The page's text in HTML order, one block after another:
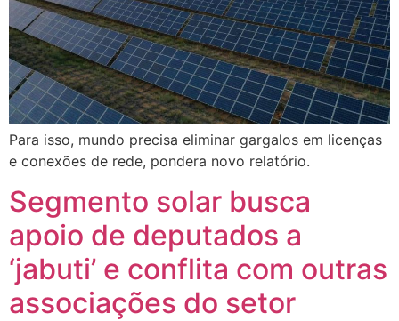
Para isso, mundo precisa eliminar gargalos em licenças
e conexões de rede, pondera novo relatório.
Segmento solar busca
apoio de deputados a
‘jabuti’ e conflita com outras
associações do setor